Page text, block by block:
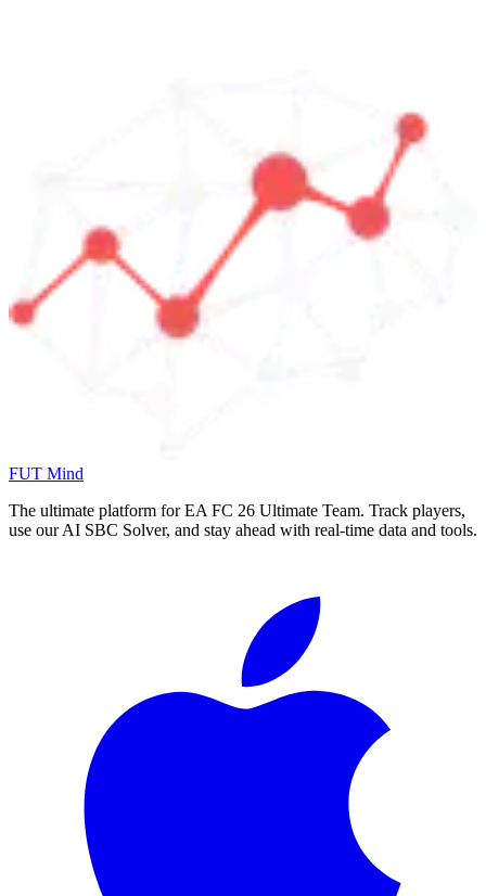
FUT Mind
The ultimate platform for EA FC 26 Ultimate Team. Track players,
use our AI SBC Solver, and stay ahead with real-time data and tools.